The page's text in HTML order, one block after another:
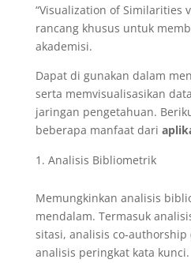
“Visualization of Similarities
rancang khusus untuk
akademisi.
Dapat di gunakan dalam
serta memvisualisasikan
jaringan pengetahuan.
beberapa manfaat dari
Analisis Bibliometrik
Memungkinkan analisis
mendalam. Termasuk
sitasi, analisis co-authorship
analisis peringkat kata kunci.